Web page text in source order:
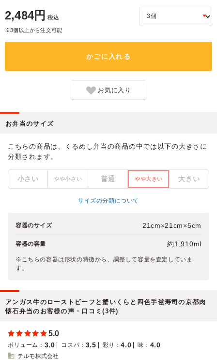
2,484円 税込
※3個以上から注文可能
かごに入れる
お気に入り
お弁当のサイズ
こちらの商品は、くるめし弁当の商品の中では以下の大きさに
分類されます。
小さい やや小さい 普通 やや大きい 大きい
サイズの分類について
容器のサイズ 21cm×21cm×5cm
容器の容量 約1,910ml
※こちらの容器は形状の特徴から、調整して容量を査定していま
す。
アンガス牛のローストビーフと蟹いくらと四色手毬寿司の京都肉
懐石弁当のお客様の声・口コミ(3件)
5.0
ボリューム ： 3.0 コスパ ： 3.5 彩り ：4.0 味 ： 4.0
テルモ株式会社